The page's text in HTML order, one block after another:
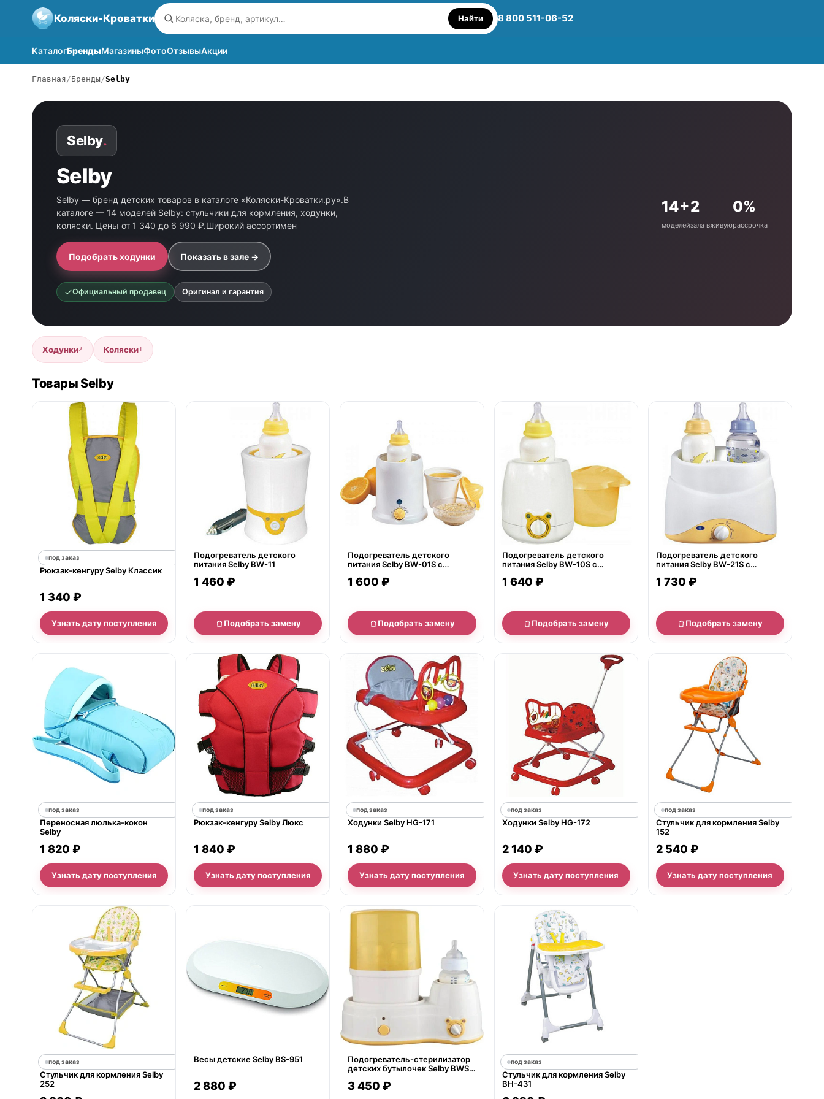
Коляски-Кроватки Найти 8 800 511-06-52
КаталогБрендыМагазиныФотоОтзывыАкции
Главная Бренды Selby
Selby.
Selby
Selby — бренд детских товаров в каталоге «Коляски-Кроватки.ру».В
каталоге — 14 моделей Selby: стульчики для кормления, ходунки,
коляски. Цены от 1 340 до 6 990 ₽.Широкий ассортимен
Подобрать ходунки Показать в зале →
Официальный продавец Оригинал и гарантия
14+
моделей
2
зала вживую
0%
рассрочка
Ходунки2 Коляски1
Товары Selby
под заказ
Рюкзак-кенгуру Selby Классик
1 340 ₽
Узнать дату поступления
Подогреватель детского
питания Selby BW-11
1 460 ₽
Подобрать замену
Подогреватель детского
питания Selby BW-01S с
1 600 ₽
Подобрать замену
нет в продаже
Подогреватель детского
питания Selby BW-10S с
1 640 ₽
Подобрать замену
нет в продаже
Подогреватель детского
питания Selby BW-21S с
1 730 ₽
Подобрать замену
под заказ
Переносная люлька-кокон
Selby
1 820 ₽
Узнать дату поступления
под заказ
Рюкзак-кенгуру Selby Люкс
1 840 ₽
Узнать дату поступления
под заказ
Ходунки Selby HG-171
1 880 ₽
Узнать дату поступления
под заказ
Ходунки Selby HG-172
2 140 ₽
Узнать дату поступления
под заказ
Стульчик для кормления Selby
152
2 540 ₽
Узнать дату поступления
под заказ
Стульчик для кормления Selby
252
Весы детские Selby BS-951
2 880 ₽
Подогреватель-стерилизатор
детских бутылочек Selby BWS-
3 450 ₽
под заказ
Стульчик для кормления Selby
BH-431